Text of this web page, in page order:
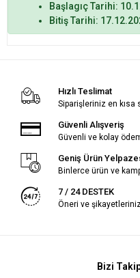
Başlagıç Tarihi:
Bitiş Tarihi:
Hızlı Teslimat
Siparişleriniz en kısa
Güvenli Alışveriş
Güvenli ve kolay
Geniş Ürün
Binlerce ürün ve
7 / 24 DESTEK
Öneri ve
Bizi